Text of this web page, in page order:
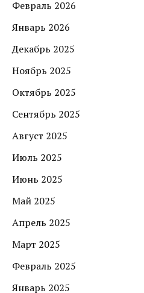
Февраль 2026
Январь 2026
Декабрь 2025
Ноябрь 2025
Октябрь 2025
Сентябрь 2025
Август 2025
Июль 2025
Июнь 2025
Май 2025
Апрель 2025
Март 2025
Февраль 2025
Январь 2025